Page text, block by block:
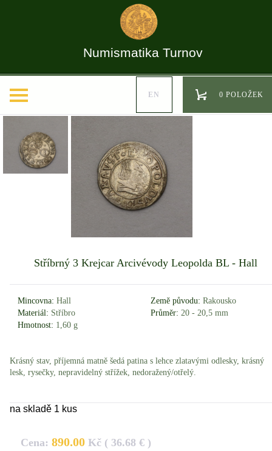
Numismatika Turnov
EN 0 POLOŽEK
Stříbrný 3 Krejcar Arcivévody Leopolda BL - Hall
Mincovna: Hall Země původu: Rakousko
Materiál: Stříbro Průměr: 20 - 20,5 mm
Hmotnost: 1,60 g
Krásný stav, příjemná matně šedá patina s lehce zlatavými odlesky, krásný
lesk, rysečky, nepravidelný střížek, nedoražený/otřelý.
na skladě 1 kus
Cena: 890.00 Kč ( 36.68 € )